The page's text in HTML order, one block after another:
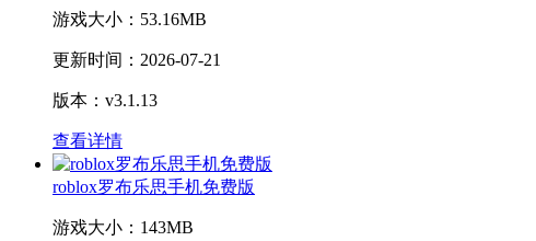
游戏大小： 53.16MB
更新时间： 2026-07-21
版本：v3.1.13
查看详情
roblox罗布乐思手机免费版
游戏大小： 143MB